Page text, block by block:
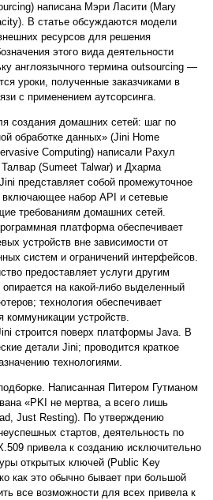
написана Мэри Ласити (Mary
В статье обсуждаются модели
ресурсов для решения
этого вида деятельности
англоязычного термина outsourcing —
уроки, полученные заказчиками в
с применением аутсорсинга.
создания домашних сетей: шаг по
обработке данных» (Jini Home
Computing) написали Рахул
(Sumeet Talwar) и Дхарма
представляет собой промежуточное
включающее набор API и сетевые
требованиям домашних сетей.
платформа обеспечивает
устройств вне зависимости от
систем и ограничений интерфейсов.
предоставляет услуги другим
на какой-либо выделенный
технология обеспечивает
устройств.
строится поверх платформы Java. В
детали Jini; проводится краткое
технологиями.
Написанная Питером Гутманом
«PKI не мертва, а всего лишь
Just Resting). По утверждению
стартов, деятельность по
привела к созданию исключительно
открытых ключей (Public Key
как это обычно бывает при большой
все возможности для всех привела к